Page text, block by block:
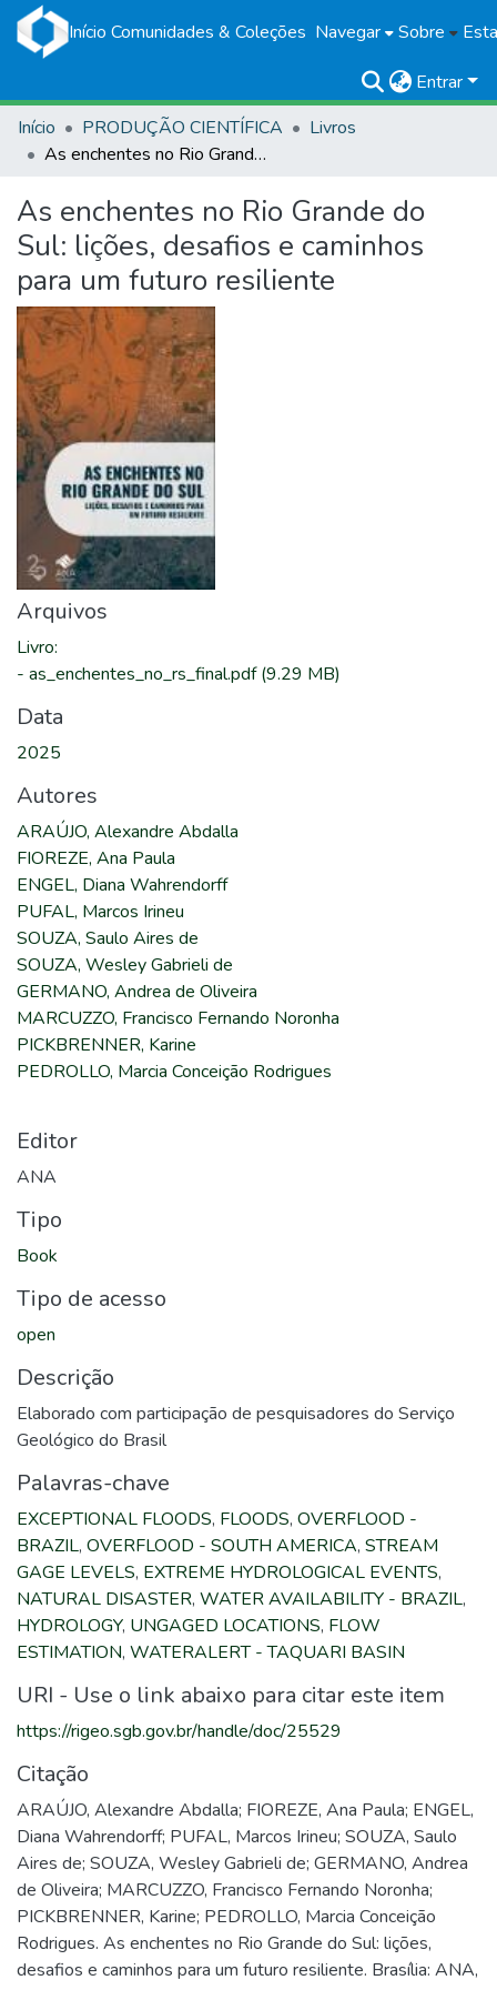
Início Comunidades & Coleções Navegar Sobre
Entrar
Início
PRODUÇÃO CIENTÍFICA
Livros
As enchentes no Rio Grande do Sul: lições, desafios e caminhos para um futuro resiliente
As enchentes no Rio Grande do
Sul: lições, desafios e caminhos
para um futuro resiliente
Arquivos
Livro:
- as_enchentes_no_rs_final.pdf(9.29 MB)
Data
2025
Autores
ARAÚJO, Alexandre Abdalla
FIOREZE, Ana Paula
ENGEL, Diana Wahrendorff
PUFAL, Marcos Irineu
SOUZA, Saulo Aires de
SOUZA, Wesley Gabrieli de
GERMANO, Andrea de Oliveira
MARCUZZO, Francisco Fernando Noronha
PICKBRENNER, Karine
PEDROLLO, Marcia Conceição Rodrigues
Editor
ANA
Tipo
Book
Tipo de acesso
open
Descrição
Elaborado com participação de pesquisadores do Serviço
Geológico do Brasil
Palavras-chave
EXCEPTIONAL FLOODS, FLOODS, OVERFLOOD -
BRAZIL, OVERFLOOD - SOUTH AMERICA, STREAM
GAGE LEVELS, EXTREME HYDROLOGICAL EVENTS,
NATURAL DISASTER, WATER AVAILABILITY - BRAZIL,
HYDROLOGY, UNGAGED LOCATIONS, FLOW
ESTIMATION, WATERALERT - TAQUARI BASIN
URI - Use o link abaixo para citar este item
https://rigeo.sgb.gov.br/handle/doc/25529
Citação
ARAÚJO, Alexandre Abdalla; FIOREZE, Ana Paula; ENGEL,
Diana Wahrendorff; PUFAL, Marcos Irineu; SOUZA, Saulo
Aires de; SOUZA, Wesley Gabrieli de; GERMANO, Andrea
de Oliveira; MARCUZZO, Francisco Fernando Noronha;
PICKBRENNER, Karine; PEDROLLO, Marcia Conceição
Rodrigues. As enchentes no Rio Grande do Sul: lições,
desafios e caminhos para um futuro resiliente. Brasília: ANA,